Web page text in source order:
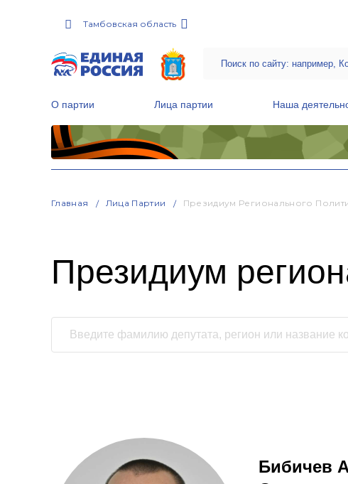
Тамбовская область
О партии Лица партии Наша
Главная Лица Партии Президиум Регионального
Президиум
Бибичев